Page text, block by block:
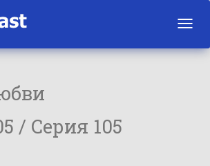
/ Серия 105